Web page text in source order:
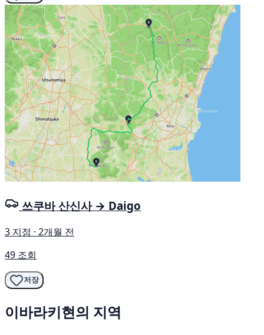
쓰쿠바 산신사 → Daigo
3 지점 · 2개월 전
49 조회
저장
이바라키현의 지역